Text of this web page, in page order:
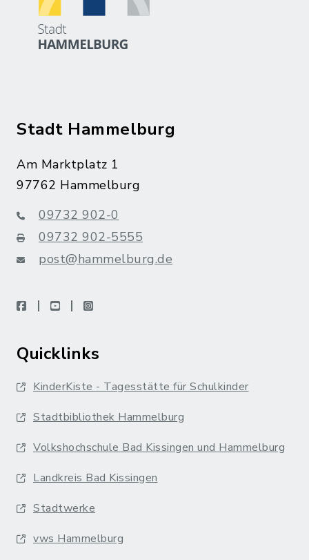
Stadt Hammelburg
Am Marktplatz 1
97762 Hammelburg
09732 902-0
09732 902-5555
post@hammelburg.de
facebookyoutubeinstagram
Quicklinks
KinderKiste - Tagesstätte für Schulkinder
Stadtbibliothek Hammelburg
Volkshochschule Bad Kissingen und Hammelburg
Landkreis Bad Kissingen
Stadtwerke
vws Hammelburg